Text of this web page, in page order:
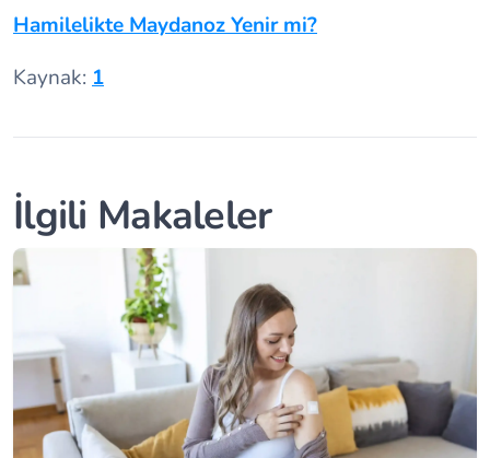
Hamilelikte Maydanoz Yenir mi?
Kaynak: 1
İlgili Makaleler